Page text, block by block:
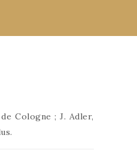
Cologne ; J. Adler,